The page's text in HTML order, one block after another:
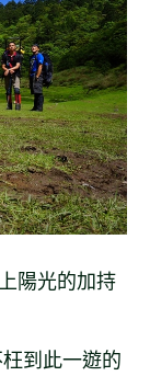
陽光的加持
到此一遊的